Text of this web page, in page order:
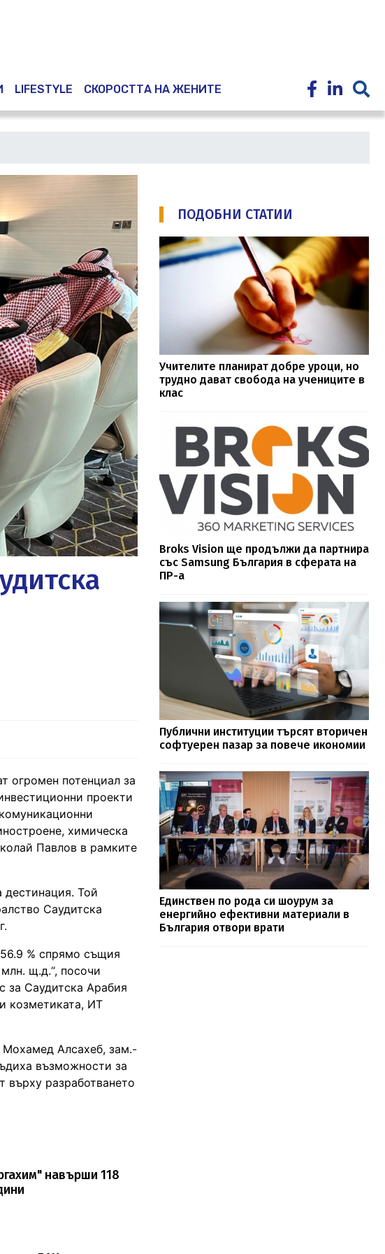
LIFESTYLE СКОРОСТТА НА ЖЕНИТЕ
огромен потенциал за
проекти
химическа
Павлов в рамките
дестинация. Той
Саудитска
% спрямо същия
щ.д.“, посочи
за Саудитска Арабия
козметиката, ИТ
Алсахеб, зам.-
възможности за
върху разработването
навърши 118
ПОДОБНИ СТАТИИ
Учителите планират добре уроци, но
трудно дават свобода на учениците в
клас
Broks Vision ще продължи да партнира
със Samsung България в сферата на
ПР-а
Публични институции търсят вторичен
софтуерен пазар за повече икономии
Единствен по рода си шоурум за
енергийно ефективни материали в
България отвори врати